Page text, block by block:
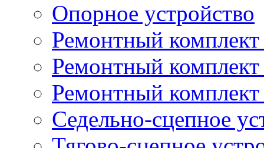
Опорное устройство
Ремонтный комплект
Ремонтный
Ремонтный комплект
Седельно-сцепное